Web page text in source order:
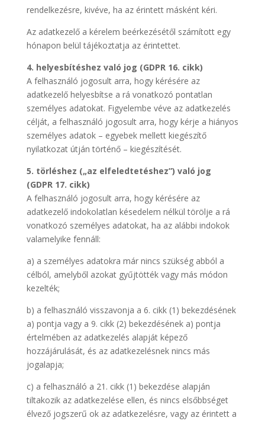
rendelkezésre, kivéve, ha az érintett másként kéri.
Az adatkezelő a kérelem beérkezésétől számított egy
hónapon belül tájékoztatja az érintettet.
4. helyesbítéshez való jog (GDPR 16. cikk)
A felhasználó jogosult arra, hogy kérésére az
adatkezelő helyesbítse a rá vonatkozó pontatlan
személyes adatokat. Figyelembe véve az adatkezelés
célját, a felhasználó jogosult arra, hogy kérje a hiányos
személyes adatok – egyebek mellett kiegészítő
nyilatkozat útján történő – kiegészítését.
5. törléshez („az elfeledtetéshez”) való jog
(GDPR 17. cikk)
A felhasználó jogosult arra, hogy kérésére az
adatkezelő indokolatlan késedelem nélkül törölje a rá
vonatkozó személyes adatokat, ha az alábbi indokok
valamelyike fennáll:
a) a személyes adatokra már nincs szükség abból a
célból, amelyből azokat gyűjtötték vagy más módon
kezelték;
b) a felhasználó visszavonja a 6. cikk (1) bekezdésének
a) pontja vagy a 9. cikk (2) bekezdésének a) pontja
értelmében az adatkezelés alapját képező
hozzájárulását, és az adatkezelésnek nincs más
jogalapja;
c) a felhasználó a 21. cikk (1) bekezdése alapján
tiltakozik az adatkezelése ellen, és nincs elsőbbséget
élvező jogszerű ok az adatkezelésre, vagy az érintett a